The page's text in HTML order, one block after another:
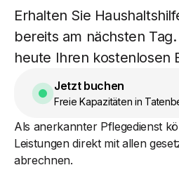
Erhalten Sie
bereits am nächsten
heute Ihren kostenlosen
Jetzt buchen
Freie Kapazitäten in
Als anerkannter Pflegedienst
Leistungen direkt mit allen
abrechnen.